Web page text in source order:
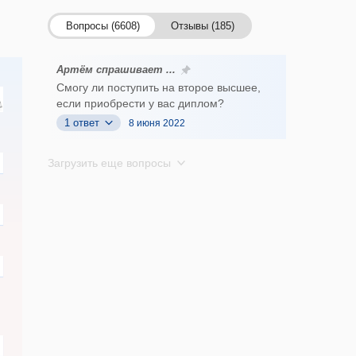
Вопросы (6608) Отзывы (185)
Артём спрашивает ...
Смогу ли поступить на второе высшее,
если приобрести у вас диплом?
1 ответ 8 июня 2022
Загрузить еще вопросы